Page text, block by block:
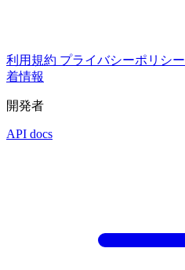
利用規約 プライバシーポリシー
着情報
開発者
API docs